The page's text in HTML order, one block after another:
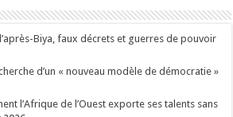
Biya, faux décrets et guerres de pouvoir
d’un « nouveau modèle de démocratie »
l’Afrique de l’Ouest exporte ses talents sans